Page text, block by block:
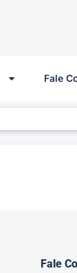
Fale
Fale